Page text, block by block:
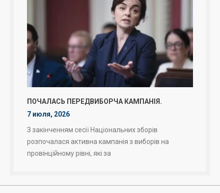
ПОЧАЛАСЬ ПЕРЕДВИБОРЧА КАМПАНІЯ.
7 июля, 2026
З закінченням сесії Національних зборів
розпочалася активна кампанія з виборів на
провінційному рівні, які за